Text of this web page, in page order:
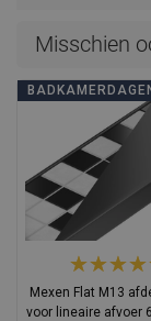
Misschien
Mexen Flat M13
voor lineaire afvoer